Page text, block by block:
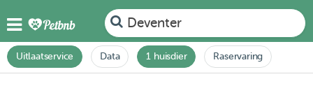
Deventer
Uitlaatservice Data 1 huisdier Raservaring